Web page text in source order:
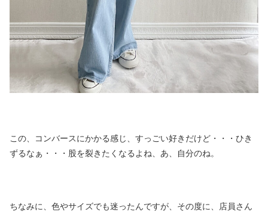
この、コンバースにかかる感じ、すっごい好きだけど・・・ひき
ずるなぁ・・・股を裂きたくなるよね、あ、自分のね。
ちなみに、色やサイズでも迷ったんですが、その度に、店員さん